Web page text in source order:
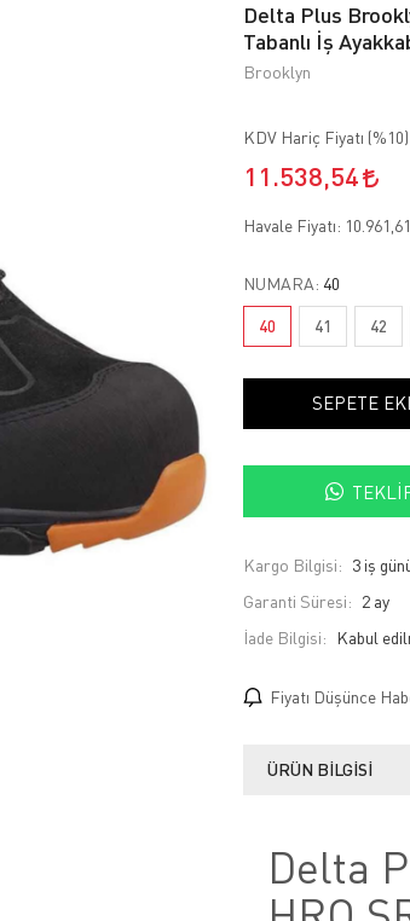
Delta Plus
Tabanlı İş
Brooklyn
KDV Hariç Fiyatı (%10
11.538,54
Havale Fiyatı: 10.961,61
NUMARA: 40
40 41 42
SEPETE
Kargo Bilgisi: 3 iş
Garanti Süresi: 2 ay
İade Bilgisi:
Fiyatı Düşünce
ÜRÜN BILGISI
Delta